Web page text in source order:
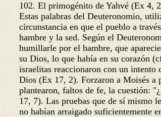
102. El primogénito de Yahvé (Ex 4,
Estas palabras del Deuteronomio,
circunstancia en que el pueblo a
hambre y la sed. Según el
humillarle por el hambre, que
su Dios, lo que había en su corazón
israelitas reaccionaron con un
Dios (Ex 17, 2). Forzaron a Moisés a
plantearon, faltos de fe, la cuestión:
17, 7). Las pruebas que de sí mismo
no habían arraigado suficientemente